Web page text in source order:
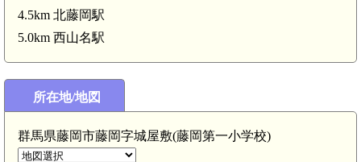
4.5km 北藤岡駅
5.0km 西山名駅
所在地/地図
群馬県藤岡市藤岡字城屋敷(藤岡第一小学校)